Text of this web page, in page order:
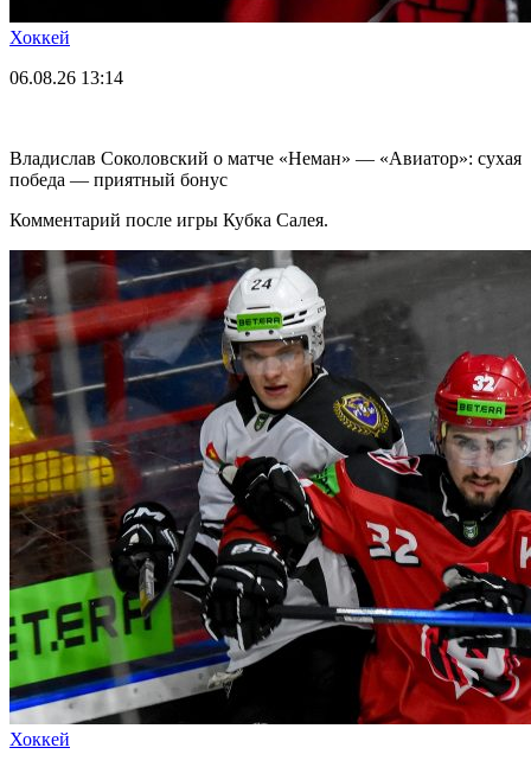
Хоккей
06.08.26 13:14
Владислав Соколовский о матче «Неман» — «Авиатор»: сухая
победа — приятный бонус
Комментарий после игры Кубка Салея.
Хоккей